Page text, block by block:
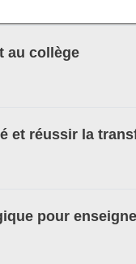
au collège
et réussir la
pour